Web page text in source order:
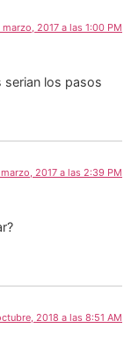
2017 a las 1:00 PM
serian los pasos
2017 a las 2:39 PM
2018 a las 8:51 AM